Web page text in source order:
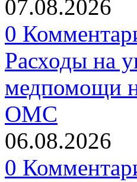
07.08.2026
0
Расходы на
медпомощи
ОМС
06.08.2026
0